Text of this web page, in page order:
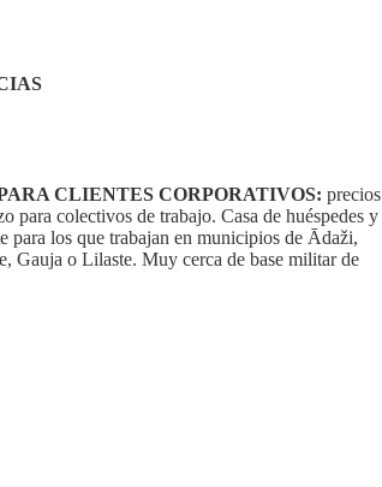
CLIENTES CORPORATIVOS: precios
para colectivos de trabajo. Casa de huéspedes y
para los que trabajan en municipios de Ādaži,
Gauja o Lilaste. Muy cerca de base militar de